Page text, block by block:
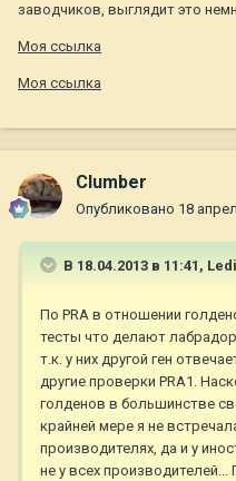
заводчиков, выглядит это
Моя ссылка
Моя ссылка
Clumber
Опубликовано 18
В 18.04.2013 в 11:41,
По PRA в отношении
тесты что делают
т.к. у них другой ген
другие проверки PRA1.
голденов в большинстве
крайней мере я не
производителях, да и у
не у всех